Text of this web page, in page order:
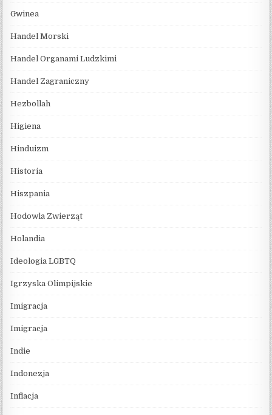
Gwinea
Handel Morski
Handel Organami Ludzkimi
Handel Zagraniczny
Hezbollah
Higiena
Hinduizm
Historia
Hiszpania
Hodowla Zwierząt
Holandia
Ideologia LGBTQ
Igrzyska Olimpijskie
Imigracja
Imigracja
Indie
Indonezja
Inflacja